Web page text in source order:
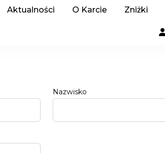
Aktualności O Karcie Zniżki
Nazwisko